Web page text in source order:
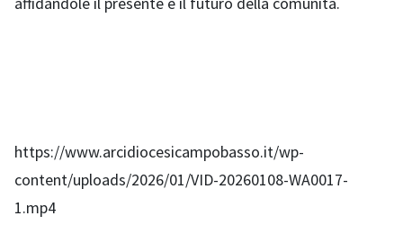
https://www.arcidiocesicampobasso.it/wp-
content/uploads/2026/01/VID-20260108-WA0017-
1.mp4